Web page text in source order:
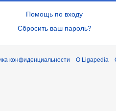
Помощь по входу
Сбросить ваш пароль?
конфиденциальности О Ligapedia